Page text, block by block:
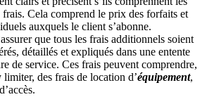
frais. Cela comprend le prix des forfaits et
auxquels le client s’abonne.
que tous les frais additionnels soient
détaillés et expliqués dans une entente
de service. Ces frais peuvent comprendre,
limiter, des frais de location d’équipement,